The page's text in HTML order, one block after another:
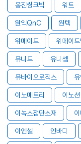
웅진씽크빅 워트
원익QnC 원텍
위메이드 위메이
유니드 유니셈
유바이오로직스
이노메트리 이노션
이녹스첨단소재
이엔셀 인바디